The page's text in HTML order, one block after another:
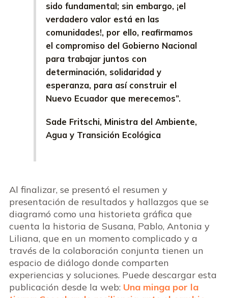
sido fundamental; sin embargo, ¡el
verdadero valor está en las
comunidades!, por ello, reafirmamos
el compromiso del Gobierno Nacional
para trabajar juntos con
determinación, solidaridad y
esperanza, para así construir el
Nuevo Ecuador que merecemos”.
Sade Fritschi, Ministra del Ambiente,
Agua y Transición Ecológica
Al finalizar, se presentó el resumen y
presentación de resultados y hallazgos que se
diagramó como una historieta gráfica que
cuenta la historia de Susana, Pablo, Antonia y
Liliana, que en un momento complicado y a
través de la colaboración conjunta tienen un
espacio de diálogo donde comparten
experiencias y soluciones. Puede descargar esta
publicación desde la web: Una minga por la